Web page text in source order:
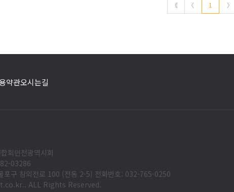
《 〈 1 〉
약관오시는길
회인천광역시회
03286
포구 참외전로 100 (전동 2-5) 전화번호: 032-765-0250
ALL Rights Reserved.